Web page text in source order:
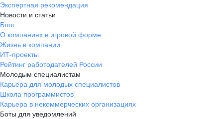
Экспертная рекомендация
Новости и статьи
Блог
О компаниях в игровой форме
Жизнь в компании
ИТ-проекты
Рейтинг работодателей России
Молодым специалистам
Карьера для молодых специалистов
Школа программистов
Карьера в некоммерческих организациях
Боты для уведомлений